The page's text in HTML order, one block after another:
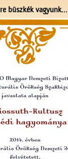
Ferenc gyermekei
képeslapok,
képeslapok…
büszkék vagyunk...